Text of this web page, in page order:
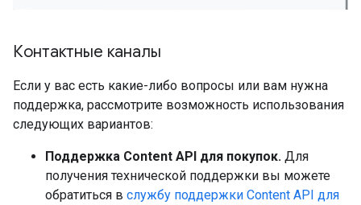
Контактные каналы
Если у вас есть какие-либо вопросы или вам нужна
поддержка, рассмотрите возможность использования
следующих вариантов:
Поддержка Content API для покупок. Для
получения технической поддержки вы можете
обратиться в службу поддержки Content API для